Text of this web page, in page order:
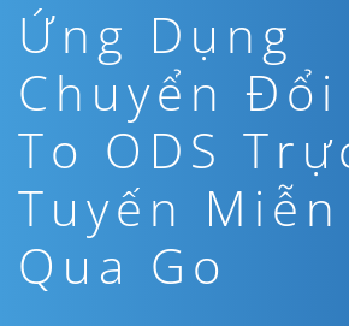
Ứng Dụng
Chuyển Đổi
To ODS
Tuyến
Qua Go